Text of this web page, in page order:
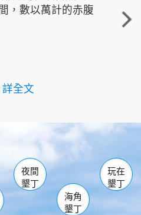
，數以萬計的赤腹
詳全文
重
走進
南仁湖
佳樂水
森林遊樂區
墾管處遊客中心
社頂公園 風吹沙
船帆石 龍磐公園
香蕉灣
砂島
鵝鑾鼻
夜間
墾丁
海角
墾丁
玩在
墾丁